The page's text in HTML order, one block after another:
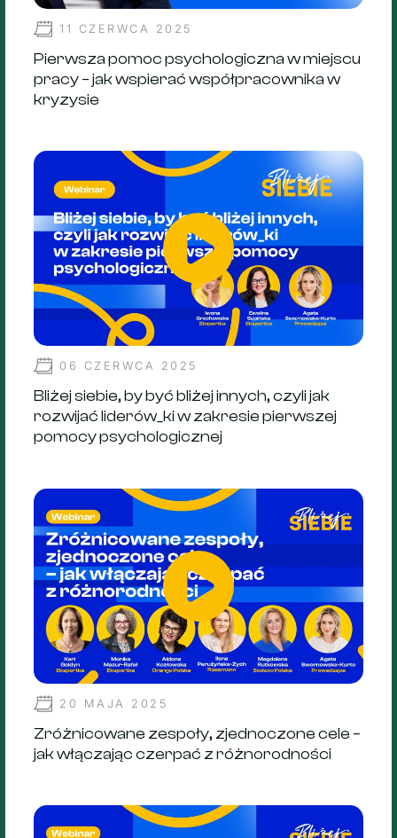
11 CZERWCA 2025
Pierwsza pomoc psychologiczna w miejscu
pracy – jak wspierać współpracownika w
kryzysie
06 CZERWCA 2025
Bliżej siebie, by być bliżej innych, czyli jak
rozwijać liderów_ki w zakresie pierwszej
pomocy psychologicznej
20 MAJA 2025
Zróżnicowane zespoły, zjednoczone cele –
jak włączając czerpać z różnorodności